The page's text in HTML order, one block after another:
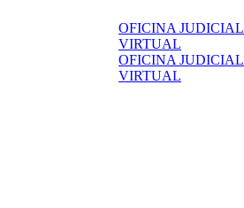
OFICINA JUDICIAL
VIRTUAL
OFICINA JUDICIAL
VIRTUAL